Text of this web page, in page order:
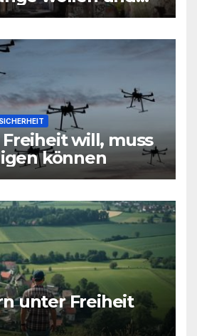
uns den
will, muss
können
unter Freiheit